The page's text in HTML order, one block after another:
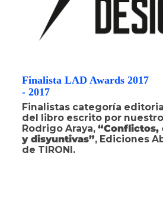
Finalista LAD Awards 2017
- 2017
Finalistas categoría
del libro escrito por
Rodrigo Araya, “Conflictos,
y disyuntivas”, Ediciones
de TIRONI.